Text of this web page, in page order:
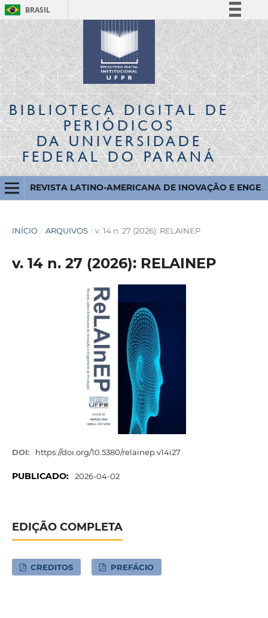
BRASIL
Simplifique!
Comunica BR
Participe
Acesso à informação
Legislação
Canais
BIBLIOTECA DIGITALDE
PERIÓDICOS
DA UNIVERSIDADE
FEDERAL DO PARANÁ
REVISTA LATINO-AMERICANA DE INOVAÇÃO E ENGENHARIA DE PRODUÇÃO
INÍCIO / ARQUIVOS / v. 14 n. 27 (2026): RELAINEP
v. 14 n. 27 (2026): RELAINEP
DOI: https://doi.org/10.5380/relainep.v14i27
PUBLICADO: 2026-04-02
EDIÇÃO COMPLETA
CREDITOS PREFÁCIO